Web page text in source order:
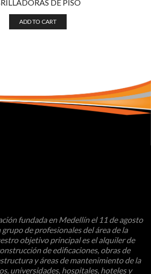
DE PISO
ADD TO CART
fundada en Medellín el 11 de agosto
de profesionales del área de la
objetivo principal es el alquiler de
de edificaciones, obras de
y áreas de mantenimiento de la
universidades, hospitales, hoteles y